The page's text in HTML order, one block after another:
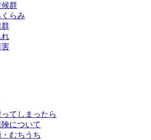
候群
らみ
群
れ
害
てしまったら
について
むちうち